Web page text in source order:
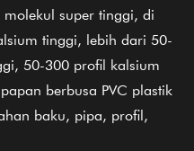
molekul super tinggi, di
tinggi, lebih dari 50-
50-300 profil kalsium
berbusa PVC plastik
baku, pipa, profil,